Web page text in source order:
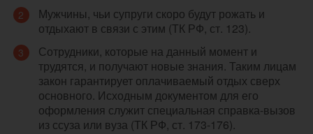
Мужчины, чьи супруги скоро будут рожать и
отдыхают в связи с этим (ТК РФ, ст. 123).
Сотрудники, которые на данный момент и
трудятся, и получают новые знания. Таким лицам
закон гарантирует оплачиваемый отдых сверх
основного. Исходным документом для его
оформления служит специальная справка-вызов
из ссуза или вуза (ТК РФ, ст. 173-176).